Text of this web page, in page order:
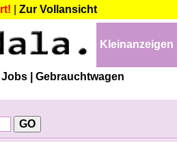
Zur Vollansicht
Kleinanzeigen
| Jobs
| Gebrauchtwagen